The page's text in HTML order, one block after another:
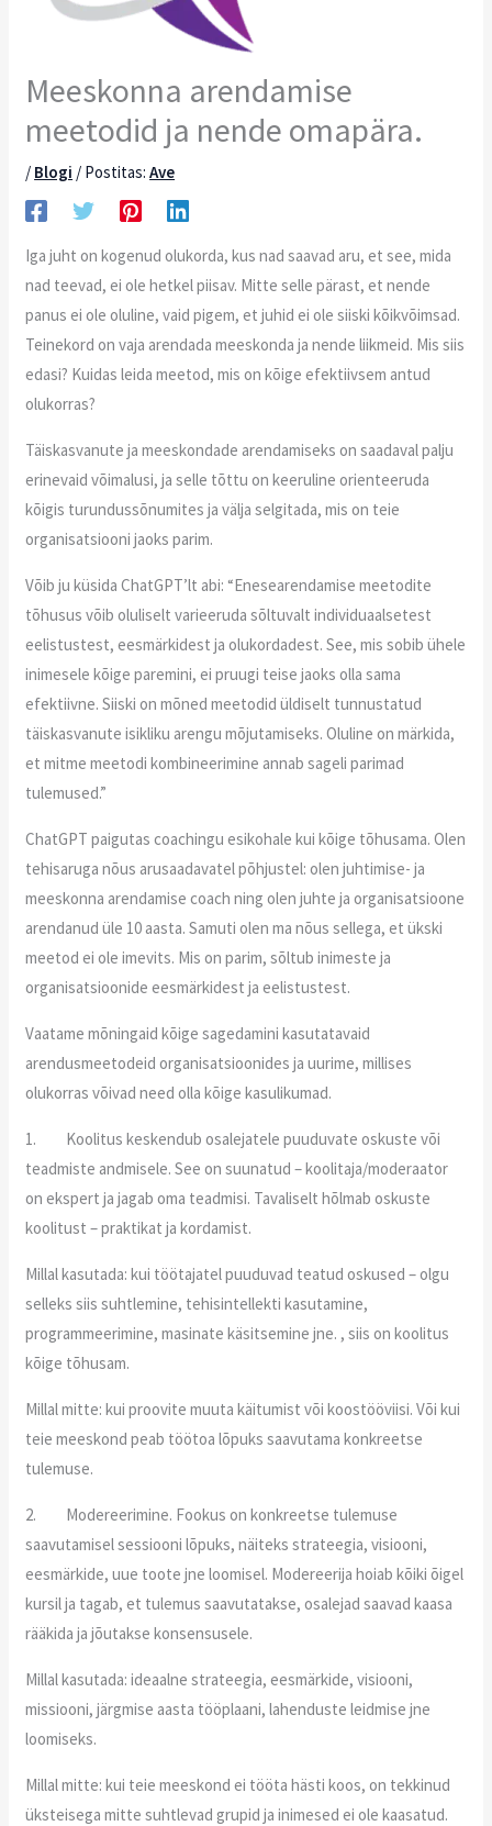
Meeskonna arendamise
meetodid ja nende omapära.
/ Blogi / Postitas:Ave
Iga juht on kogenud olukorda, kus nad saavad aru, et see, mida
nad teevad, ei ole hetkel piisav. Mitte selle pärast, et nende
panus ei ole oluline, vaid pigem, et juhid ei ole siiski kõikvõimsad.
Teinekord on vaja arendada meeskonda ja nende liikmeid. Mis siis
edasi? Kuidas leida meetod, mis on kõige efektiivsem antud
olukorras?
Täiskasvanute ja meeskondade arendamiseks on saadaval palju
erinevaid võimalusi, ja selle tõttu on keeruline orienteeruda
kõigis turundussõnumites ja välja selgitada, mis on teie
organisatsiooni jaoks parim.
Võib ju küsida ChatGPT’lt abi: “Enesearendamise meetodite
tõhusus võib oluliselt varieeruda sõltuvalt individuaalsetest
eelistustest, eesmärkidest ja olukordadest. See, mis sobib ühele
inimesele kõige paremini, ei pruugi teise jaoks olla sama
efektiivne. Siiski on mõned meetodid üldiselt tunnustatud
täiskasvanute isikliku arengu mõjutamiseks. Oluline on märkida,
et mitme meetodi kombineerimine annab sageli parimad
tulemused.”
ChatGPT paigutas coachingu esikohale kui kõige tõhusama. Olen
tehisaruga nõus arusaadavatel põhjustel: olen juhtimise- ja
meeskonna arendamise coach ning olen juhte ja organisatsioone
arendanud üle 10 aasta. Samuti olen ma nõus sellega, et ükski
meetod ei ole imevits. Mis on parim, sõltub inimeste ja
organisatsioonide eesmärkidest ja eelistustest.
Vaatame mõningaid kõige sagedamini kasutatavaid
arendusmeetodeid organisatsioonides ja uurime, millises
olukorras võivad need olla kõige kasulikumad.
1. Koolitus keskendub osalejatele puuduvate oskuste või
teadmiste andmisele. See on suunatud – koolitaja/moderaator
on ekspert ja jagab oma teadmisi. Tavaliselt hõlmab oskuste
koolitust – praktikat ja kordamist.
Millal kasutada: kui töötajatel puuduvad teatud oskused – olgu
selleks siis suhtlemine, tehisintellekti kasutamine,
programmeerimine, masinate käsitsemine jne. , siis on koolitus
kõige tõhusam.
Millal mitte: kui proovite muuta käitumist või koostööviisi. Või kui
teie meeskond peab töötoa lõpuks saavutama konkreetse
tulemuse.
2. Modereerimine. Fookus on konkreetse tulemuse
saavutamisel sessiooni lõpuks, näiteks strateegia, visiooni,
eesmärkide, uue toote jne loomisel. Modereerija hoiab kõiki õigel
kursil ja tagab, et tulemus saavutatakse, osalejad saavad kaasa
rääkida ja jõutakse konsensusele.
Millal kasutada: ideaalne strateegia, eesmärkide, visiooni,
missiooni, järgmise aasta tööplaani, lahenduste leidmise jne
loomiseks.
Millal mitte: kui teie meeskond ei tööta hästi koos, on tekkinud
üksteisega mitte suhtlevad grupid ja inimesed ei ole kaasatud.